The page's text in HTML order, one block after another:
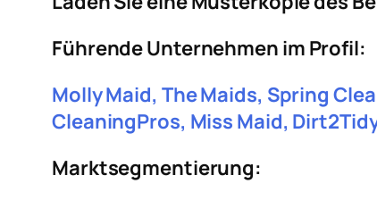
Führende Unternehmen im Profil:
Molly Maid, The Maids, Spring
CleaningPros, Miss Maid,
Marktsegmentierung: